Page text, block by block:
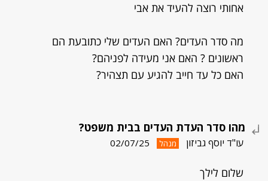
אחותי רוצה להעיד את אבי
מה סדר העדים? האם העדים שלי כתובעת הם
ראשונים ? האם אני מעידה לפניהם?
האם כל עד חייב להגיע עם תצהיר?
מהו סדר העדת העדים בבית משפט?
עו"ד יוסף גביזון מנהל 02/07/25
שלום לילך